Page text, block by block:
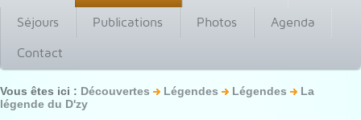
Séjours
Publications Photos
Agenda
Contact
Vous êtes ici : Découvertes Légendes Légendes
La
légende du D'zy